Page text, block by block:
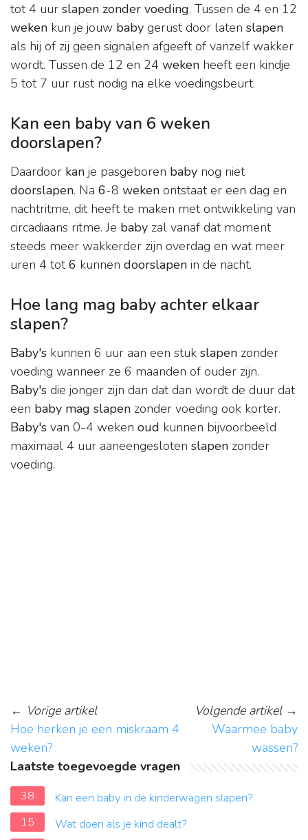
tot 4 uur slapen zonder voeding. Tussen de 4 en 12
weken kun je jouw baby gerust door laten slapen
als hij of zij geen signalen afgeeft of vanzelf wakker
wordt. Tussen de 12 en 24 weken heeft een kindje
5 tot 7 uur rust nodig na elke voedingsbeurt.
Kan een baby van 6 weken
doorslapen?
Daardoor kan je pasgeboren baby nog niet
doorslapen. Na 6-8 weken ontstaat er een dag en
nachtritme, dit heeft te maken met ontwikkeling van
circadiaans ritme. Je baby zal vanaf dat moment
steeds meer wakkerder zijn overdag en wat meer
uren 4 tot6 kunnen doorslapen in de nacht.
Hoe lang mag baby achter elkaar
slapen?
Baby's kunnen 6 uur aan een stuk slapen zonder
voeding wanneer ze 6 maanden of ouder zijn.
Baby's die jonger zijn dan dat dan wordt de duur dat
een baby mag slapen zonder voeding ook korter.
Baby's van 0-4 weken oud kunnen bijvoorbeeld
maximaal 4 uur aaneengesloten slapen zonder
voeding.
← Vorige artikel
Hoe herken je een miskraam 4
weken?
Volgende artikel→
Waarmee baby
wassen?
Laatste toegevoegde vragen
38
Kan een baby in de kinderwagen slapen?
15
Wat doen als je kind dealt?